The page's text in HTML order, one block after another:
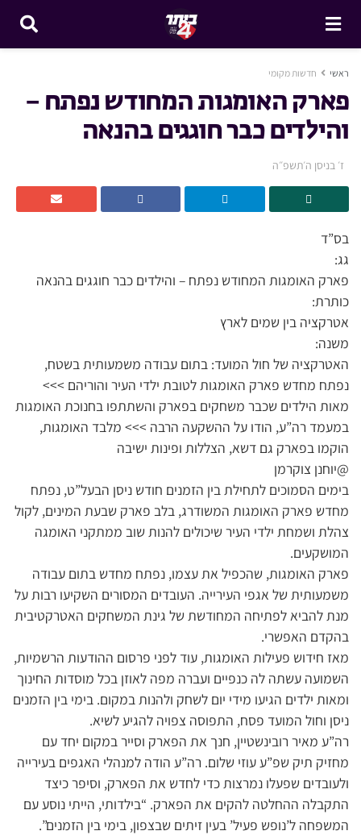
ראשי חדשות מקומי
פארק האומגות המחודש נפתח –
והילדים כבר חוגגים בהנאה
ז׳ בניסן ה׳תשפ״ה
בס”ד
גג:
פארק האומגות המחודש נפתח – והילדים כבר חוגגים בהנאה
כותרת:
אטרקציה בין שמים לארץ
משנה:
האטרקציה של חול המועד: בתום עבודה משמעותית בשטח,
נפתח מחדש פארק האומגות לטובת ילדי העיר והוריהם >>>
מאות הילדים שכבר משחקים בפארק והשתתפו בחנוכת האומגות
במעמד רה”ע, הודו על ההשקעה הרבה >>> מלבד האומגות,
הוקמו בפארק גם דשא, הצללות ופינות ישיבה
@יוחנן צוקרמן
בימים הסמוכים לתחילת בין הזמנים חודש ניסן הבעל”ט, נפתח
מחדש פארק האומגות המשודרג, בלב פארק שבעת המינים, לקול
צהלת ושמחת ילדי העיר שיכולים להנות שוב ממתקני האומגה
המושקעים.
פארק האומגות, שהכפיל את עצמו, נפתח מחדש בתום עבודה
משמעותית של אגפי העירייה. העובדים המסורים השקיעו רבות על
מנת להביא לפתיחה המחודשת של גינת המשחקים האטרקטיבית
בהקדם האפשרי.
מאז חידוש פעילות האומגות, עוד לפני פרסום ההודעות הרשמיות,
השמועה עשתה לה כנפיים ועברה מפה לאוזן בכל מוסדות החינוך
ומאות ילדים הגיעו מידי יום לשחק ולהנות במקום. בימי בין הזמנים
ניסן וחול המועד פסח, התפוסה צפויה להגיע לשיא.
רה”ע מאיר רובינשטיין, חנך את הפארק וסייר במקום יחד עם
מחזיק תיק שפ”ע עוזי שלום. רה”ע הודה למנהלי האגפים בעירייה
ולעובדים שפעלו נמרצות כדי לחדש את הפארק, וסיפר כיצד
התקבלה ההחלטה להקים את הפארק. “בילדותי, הייתי נוסע עם
המשפחה ל’נופש פעיל’ בעין זיתים שבצפון, בימי בין הזמנים”.